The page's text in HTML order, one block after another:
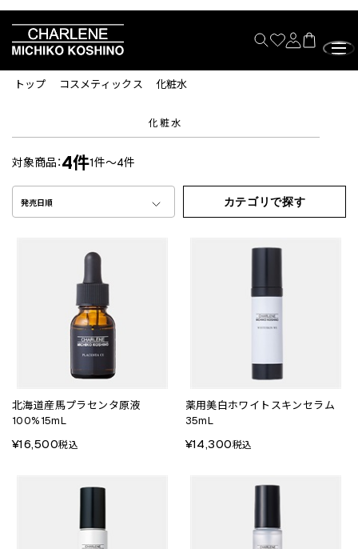
トップ コスメティックス 化粧水
化粧水
対象商品：4件1件～4件
発売日順 カテゴリで探す
北海道産馬プラセンタ原液
100%15mL
¥16,500税込
薬用美白ホワイトスキンセラム
35mL
¥14,300税込